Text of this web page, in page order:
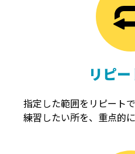
リピ
指定した範囲をリピート
練習したい所を、重点的